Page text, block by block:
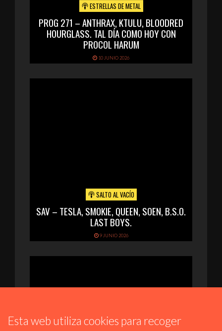
ESTRELLAS DE METAL
PROG 271 – ANTHRAX, KTULU, BLOODRED
HOURGLASS. TAL DÍA COMO HOY CON
PROCOL HARUM
10 JUNIO 2026
SALTO AL VACÍO
SAV – TESLA, SMOKIE, QUEEN, SOEN, B.S.O.
LAST BOYS.
9 JUNIO 2026
Esta web utiliza cookies para recoger